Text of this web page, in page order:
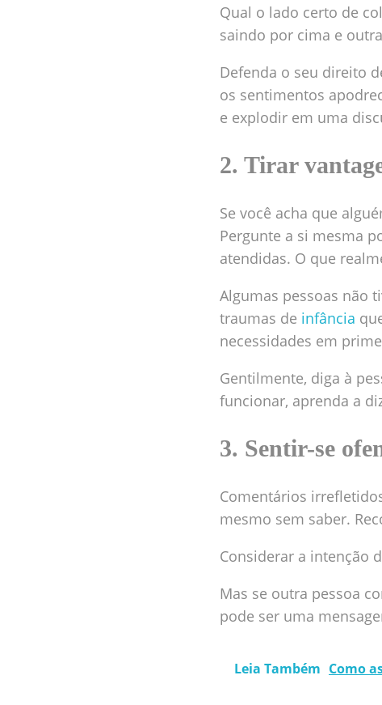
Qual o lado certo de
saindo por cima e
Defenda o seu direito
os sentimentos
e explodir em uma
2. Tirar
Se você acha que
Pergunte a si mesma
atendidas. O que
Algumas pessoas não
traumas de infância
necessidades em
Gentilmente, diga à
funcionar, aprenda a
3. Sentir-se
Comentários
mesmo sem saber.
Considerar a intenção
Mas se outra pessoa
pode ser uma
Leia Também Como